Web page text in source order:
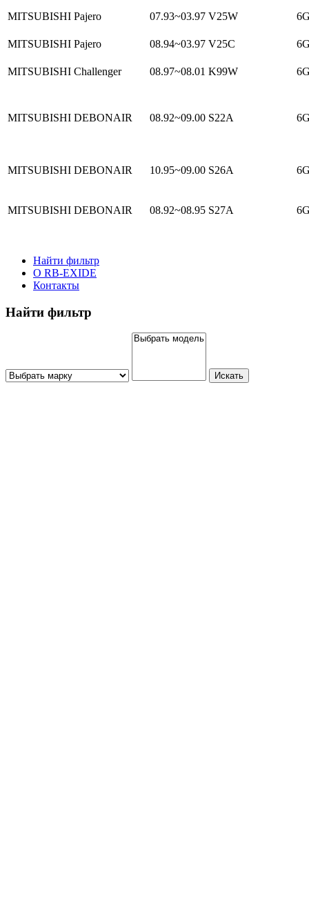
MITSUBISHI Pajero 07.93~03.97 V25W
MITSUBISHI Pajero 08.94~03.97 V25C
MITSUBISHI Challenger 08.97~08.01 K99W
MITSUBISHI DEBONAIR 08.92~09.00 S22A
MITSUBISHI DEBONAIR 10.95~09.00 S26A
MITSUBISHI DEBONAIR 08.92~08.95 S27A
Найти фильтр
О RB-EXIDE
Контакты
Найти фильтр
Искать